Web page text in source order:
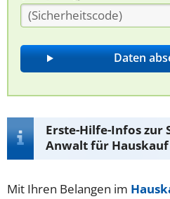
Erste-Hilfe-Infos zur
Anwalt für
Mit Ihren Belangen im